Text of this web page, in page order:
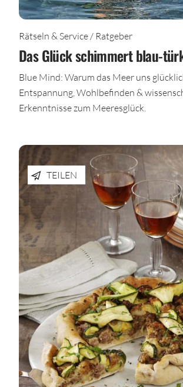
Rätseln & Service / Ratgeber
Das Glück schimmert blau-
Blue Mind: Warum das Meer uns
Entspannung, Wohlbefinden &
Erkenntnisse zum Meeresglück.
TEILEN